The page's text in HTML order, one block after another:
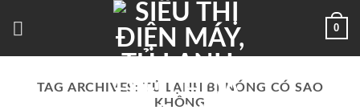
0
TAG ARCHIVES: TỦ LẠNH BỊ NÓNG CÓ SAO
KHÔNG